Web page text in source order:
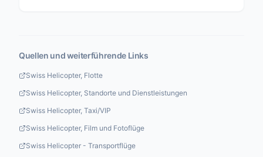
Quellen und weiterführende Links
Swiss Helicopter, Flotte
Swiss Helicopter, Standorte und Dienstleistungen
Swiss Helicopter, Taxi/VIP
Swiss Helicopter, Film und Fotoflüge
Swiss Helicopter - Transportflüge